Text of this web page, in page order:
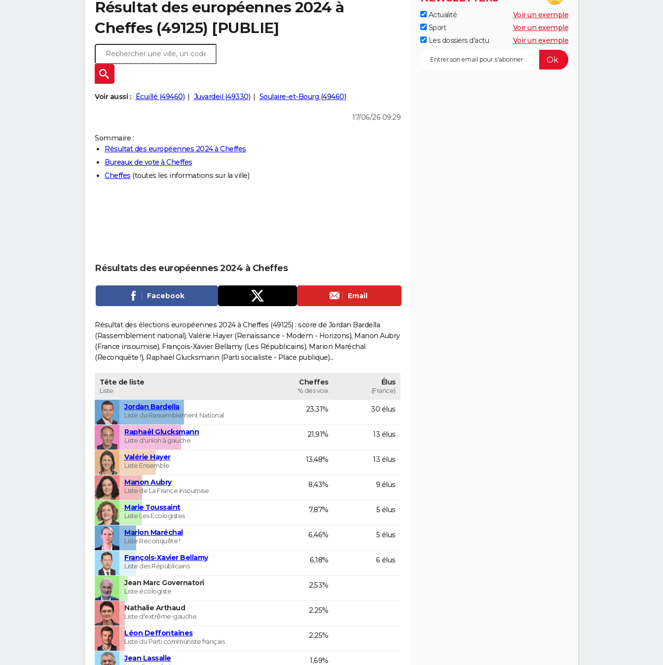
Résultat des européennes 2024 à
Cheffes (49125) [PUBLIE]
Voir aussi : Écuillé (49460) Juvardeil (49330) Soulaire-et-Bourg (49460)
17/06/26 09:29
Sommaire :
Résultat des européennes 2024 à Cheffes
Bureaux de vote à Cheffes
Cheffes (toutes les informations sur la ville)
Résultats des européennes 2024 à Cheffes
Facebook Email
Résultat des élections européennes 2024 à Cheffes (49125) : score de Jordan Bardella
(Rassemblement national), Valérie Hayer (Renaissance - Modem - Horizons), Manon Aubry
(France insoumise), François-Xavier Bellamy (Les Républicains), Marion Maréchal
(Reconquête !), Raphaël Glucksmann (Parti socialiste - Place publique)...
Tête de liste
Liste
Cheffes
% des voix
Élus
(France)
Jordan Bardella
Liste du Rassemblement National
23,31% 30 élus
Raphaël Glucksmann
Liste d'union à gauche
21,91% 13 élus
Valérie Hayer
Liste Ensemble
13,48% 13 élus
Manon Aubry
Liste de La France insoumise
8,43% 9 élus
Marie Toussaint
Liste Les Ecologistes
7,87% 5 élus
Marion Maréchal
Liste Reconquête !
6,46% 5 élus
François-Xavier Bellamy
Liste des Républicains
6,18% 6 élus
Jean Marc Governatori
Liste écologiste
2,53%
Nathalie Arthaud
Liste d'extrême-gauche
2,25%
Léon Deffontaines
Liste du Parti communiste français
2,25%
Jean Lassalle 1,69%
Actualité
Voir un exemple
Sport
Voir un exemple
Les dossiers d'actu
Voir un exemple